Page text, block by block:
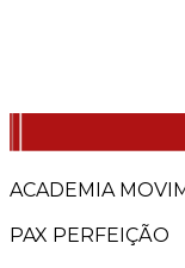
ACADEMIA
PAX PERFEIÇÃO